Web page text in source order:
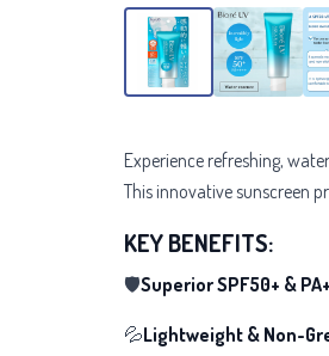
Experience refreshing,
This innovative sunscreen
KEY BENEFITS:
🛡️Superior SPF50+ &
💦Lightweight & Non-